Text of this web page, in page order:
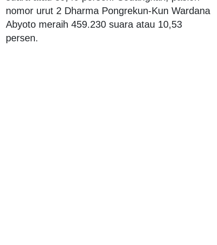
nomor urut 2 Dharma Pongrekun-Kun Wardana
Abyoto meraih 459.230 suara atau 10,53
persen.